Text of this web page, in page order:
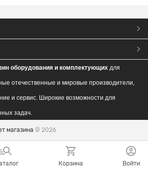
оборудования и комплектующих для
отечественные и мировые производители,
и сервис. Широкие возможности для
задач.
магазина © 2026
Корзина Войти